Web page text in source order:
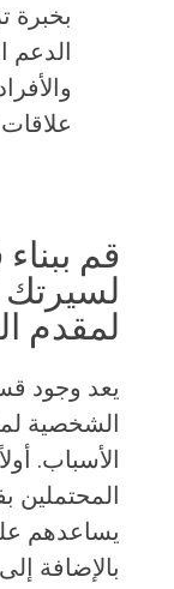
الدعم
قم
لسيرتك
لمقدم
يعد وجود
الشخصية
الأسباب.
المحتملين
يساعدهم
بالإضافة